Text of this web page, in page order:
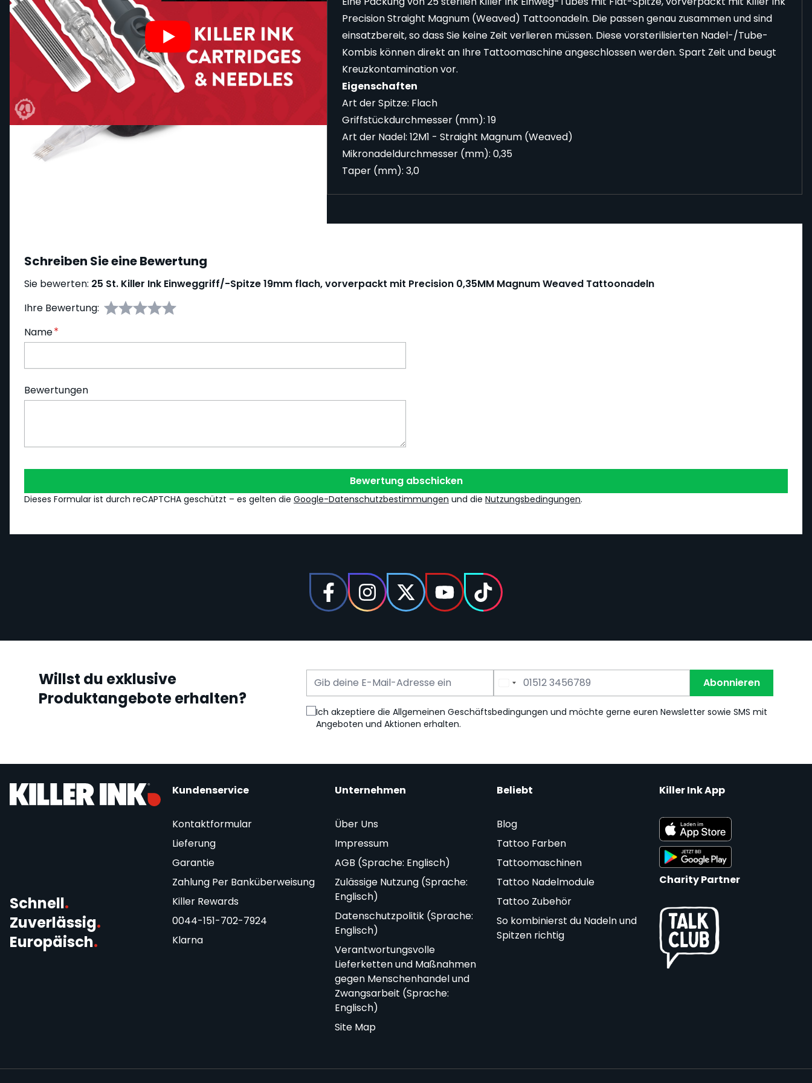
Precision Straight Magnum (Weaved) Tattoonadeln. Die passen genau zusammen und sind
einsatzbereit, so dass Sie keine Zeit verlieren müssen. Diese vorsterilisierten Nadel-/Tube-
Kombis können direkt an Ihre Tattoomaschine angeschlossen werden. Spart Zeit und beugt
Kreuzkontamination vor.
Eigenschaften
Art der Spitze: Flach
Griffstückdurchmesser (mm): 19
Art der Nadel: 12M1 - Straight Magnum (Weaved)
Mikronadeldurchmesser (mm): 0,35
Taper (mm): 3,0
Schreiben Sie eine Bewertung
Sie bewerten: 25 St. Killer Ink Einweggriff/-Spitze 19mm flach, vorverpackt mit Precision 0,35MM Magnum Weaved Tattoonadeln
Ihre Bewertung:
Name
Bewertungen
Bewertung abschicken
Dieses Formular ist durch reCAPTCHA geschützt – es gelten die Google-Datenschutzbestimmungen und die Nutzungsbedingungen.
Willst du exklusive
Produktangebote erhalten?
E-Mail Adresse
Telefonnummer Abonnieren
Ich akzeptiere die Allgemeinen Geschäftsbedingungen und möchte gerne euren Newsletter sowie SMS mit
Angeboten und Aktionen erhalten.
Schnell.
Zuverlässig.
Europäisch.
Kundenservice
Kontaktformular
Lieferung
Garantie
Zahlung Per Banküberweisung
Killer Rewards
0044-151-702-7924
Klarna
Unternehmen
Über Uns
Impressum
AGB (Sprache: Englisch)
Zulässige Nutzung (Sprache:
Englisch)
Datenschutzpolitik (Sprache:
Englisch)
Verantwortungsvolle
Lieferketten und Maßnahmen
gegen Menschenhandel und
Zwangsarbeit (Sprache:
Englisch)
Site Map
Beliebt
Blog
Tattoo Farben
Tattoomaschinen
Tattoo Nadelmodule
Tattoo Zubehör
So kombinierst du Nadeln und
Spitzen richtig
Killer Ink App
Charity Partner